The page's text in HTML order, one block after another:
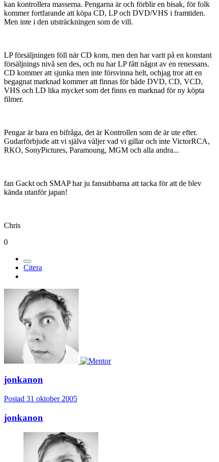
kan kontrollera masserna. Pengarna är och förblir en bisak, för folk
kommer fortfarande att köpa CD, LP och DVD/VHS i framtiden.
Men inte i den utsträckningen som de vill.
LP försäljningen föll när CD kom, men den har varit på en konstant
försäljnings nivå sen des, och nu har LP fått något av en renessans.
CD kommer att sjunka men inte försvinna helt, ochjag tror att en
begagnat marknad kommer att finnas för både DVD, CD, VCD,
VHS och LD lika mycket som det finns en marknad för ny köpta
filmer.
Pengar är bara en bifråga, det är Kontrollen som de är ute efter.
Gudarförbjude att vi själva väljer vad vi gillar och inte VictorRCA,
RKO, SonyPictures, Paramoung, MGM och alla andra...
fan Gackt och SMAP har ju fansubbarna att tacka för att de blev
kända utanför japan!
Chris
0
Citera
jonkanon
Postad 31 oktober 2005
jonkanon